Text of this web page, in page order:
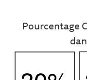
Pourcentage